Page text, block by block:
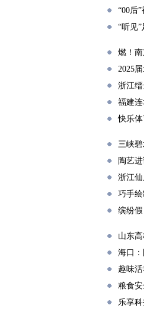
“00后
“听见
燃！
2025
浙江
福建
快乐
三峡
陶艺
浙江
巧手
缤纷假
山东
海口
趣味
粮食
乐享